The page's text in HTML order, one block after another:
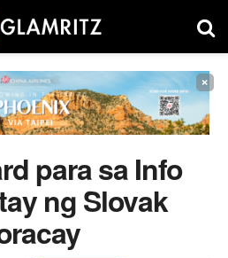
×
para sa Info
ng Slovak